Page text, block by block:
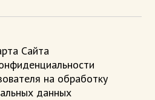
Сайта
на обработку
данных